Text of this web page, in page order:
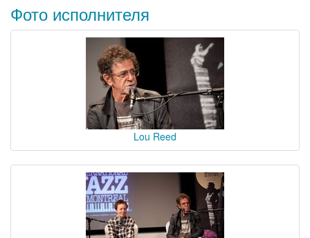
Фото исполнителя
Lou Reed